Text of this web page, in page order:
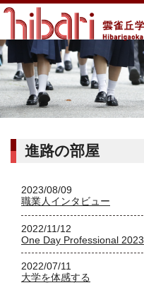
進路の部屋
2023/08/09
職業人インタビュー
2022/11/12
One Day Professional 2023
2022/07/11
大学を体感する